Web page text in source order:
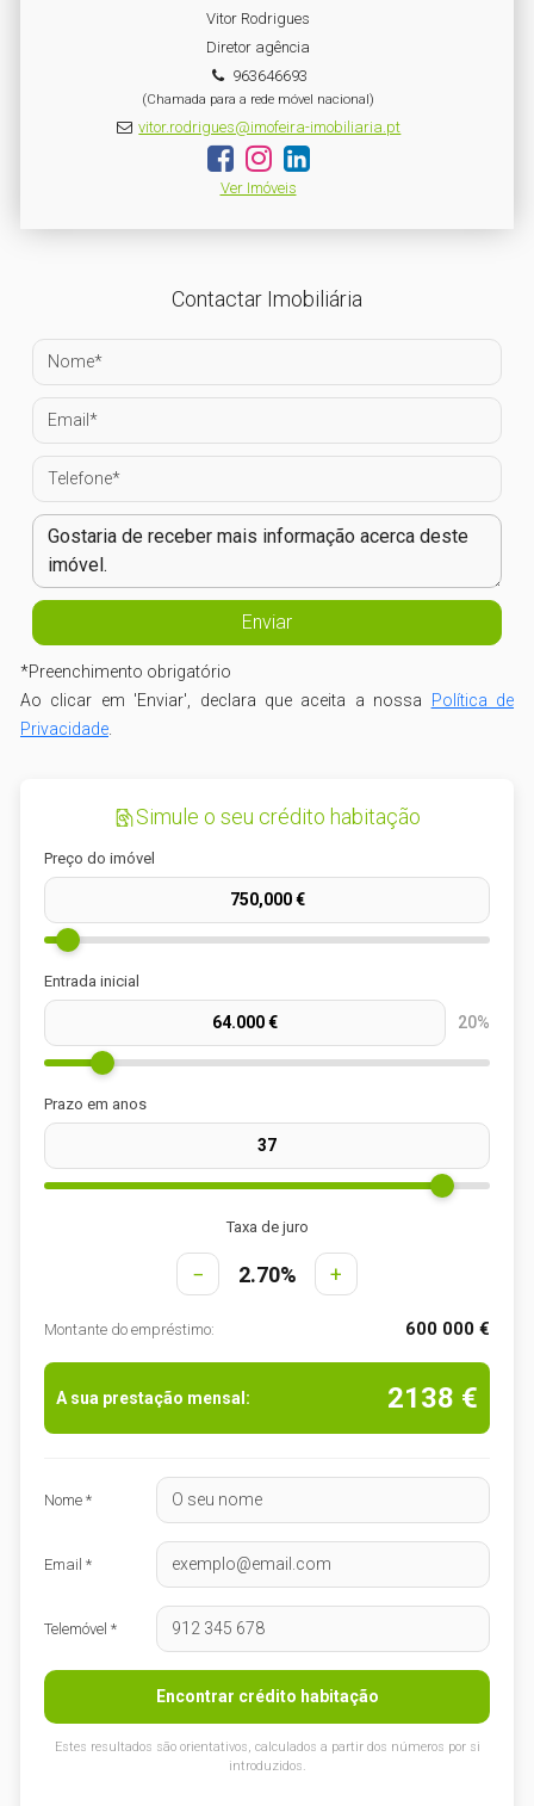
Vitor Rodrigues
Diretor agência
963646693
(Chamada para a rede móvel nacional)
vitor.rodrigues@imofeira-imobiliaria.pt
Ver Imóveis
Contactar Imobiliária
*Preenchimento obrigatório
Ao clicar em 'Enviar', declara que aceita a nossa Política de
Privacidade.
Simule o seu crédito habitação
Preço do imóvel
Entrada inicial
20%
Prazo em anos
Taxa de juro
− 2.70% +
Montante do empréstimo: 600 000 €
A sua prestação mensal: 2138 €
Nome *
Email *
Telemóvel *
Encontrar crédito habitação
Estes resultados são orientativos, calculados a partir dos números por si
introduzidos.